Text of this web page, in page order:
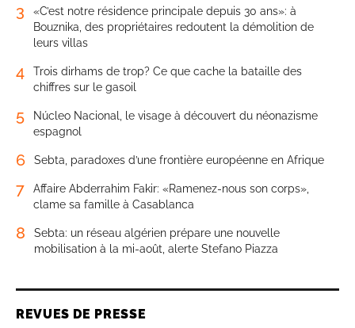
3
«C’est notre résidence principale depuis 30 ans»: à
Bouznika, des propriétaires redoutent la démolition de
leurs villas
4
Trois dirhams de trop? Ce que cache la bataille des
chiffres sur le gasoil
5
Núcleo Nacional, le visage à découvert du néonazisme
espagnol
6 Sebta, paradoxes d’une frontière européenne en Afrique
7
Affaire Abderrahim Fakir: «Ramenez-nous son corps»,
clame sa famille à Casablanca
8
Sebta: un réseau algérien prépare une nouvelle
mobilisation à la mi-août, alerte Stefano Piazza
REVUES DE PRESSE